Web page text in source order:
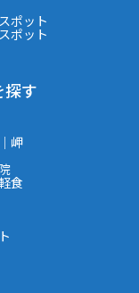
ポット
ポット
探す
岬
食